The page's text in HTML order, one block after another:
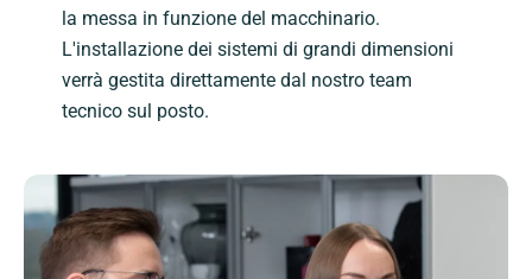
la messa in funzione del macchinario.
L'installazione dei sistemi di grandi dimensioni
verrà gestita direttamente dal nostro team
tecnico sul posto.